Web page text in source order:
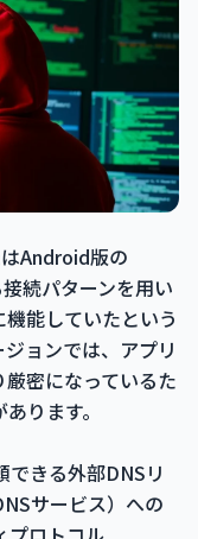
Android版の
続パターンを用い
能していたという
ョンでは、アプリ
密になっているた
ります。
できる外部DNSリ
サービス）への